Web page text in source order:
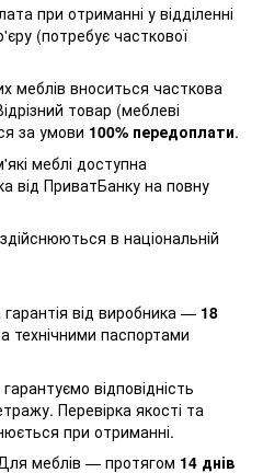
при отриманні у відділенні
(потребує часткової
меблів вноситься часткова
товар (меблеві
за умови 100% передоплати.
меблі доступна
від ПриватБанку на повну
в національній
гарантія від виробника — 18
технічними паспортами
відповідність
Перевірка якості та
при отриманні.
меблів — протягом 14 днів